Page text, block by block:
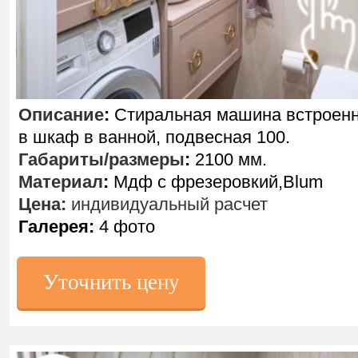
Уточнить цену
Описание: Стиральная машина
в шкаф в ванной, подвесная 100.
Габариты/размеры: 2100 мм.
Материал: Мдф с фрезеровкий,Blum
Цена: индивидуальный расчет
Галерея: 4 фото